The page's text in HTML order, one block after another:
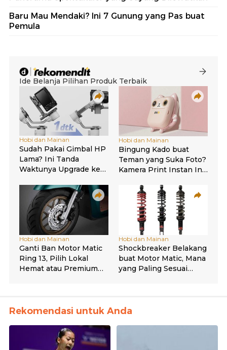
Baru Mau Mendaki? Ini 7 Gunung yang Pas buat
Pemula
Rekomendasi untuk Anda